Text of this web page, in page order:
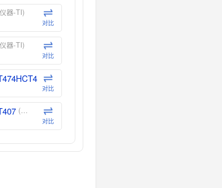
器-TI)
对比
器-TI)
对比
(德州仪器-TI)
对比
(德州仪器-TI)
对比
(德州仪器-TI)
对比